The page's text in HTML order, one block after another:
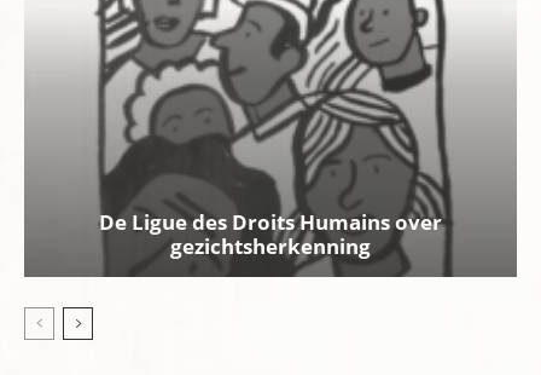
De Ligue des Droits Humains over
gezichtsherkenning